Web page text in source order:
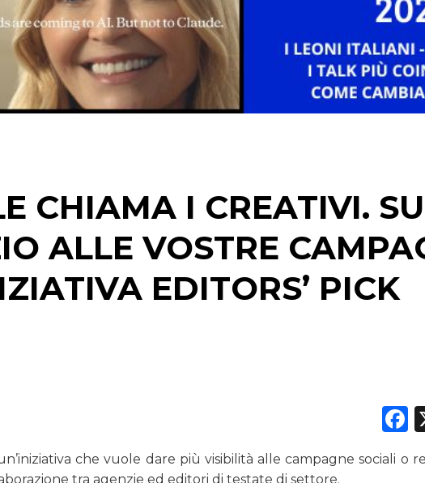
STRATEGIE
CINEMA
RICERCHE
CHIAMA I CREATIVI. SU
ALLE VOSTRE
EDITORS’ PICK
che vuole dare più visibilità alle campagne sociali o
tra agenzie ed editori di testate di settore.